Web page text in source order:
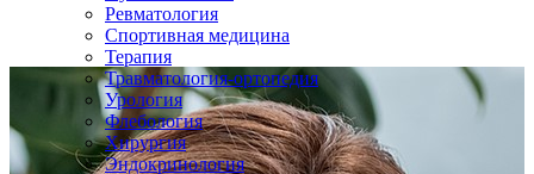
Ревматология
Спортивная медицина
Терапия
Травматология-ортопедия
Урология
Флебология
Хирургия
Эндокринология